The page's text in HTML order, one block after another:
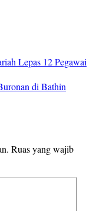
Lepas 12 Pegawai
di Bathin
Ruas yang wajib